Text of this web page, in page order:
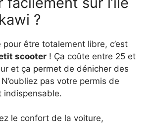
?
pour être totalement libre, c’est
scooter ! Ça coûte entre 25 et
et ça permet de dénicher des
pas votre permis de
indispensable.
le confort de la voiture,